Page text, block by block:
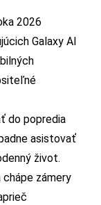
2026
Galaxy AI
do popredia
asistovať
život.
chápe zámery